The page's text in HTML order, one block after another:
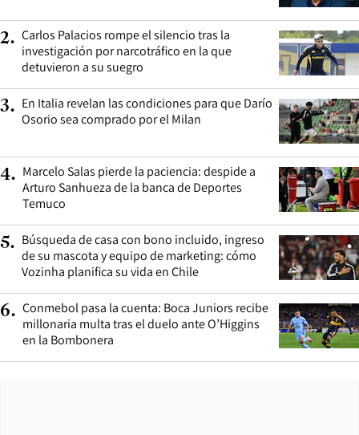
2. Carlos Palacios rompe el silencio tras la
investigación por narcotráfico en la que
detuvieron a su suegro
3. En Italia revelan las condiciones para que Darío
Osorio sea comprado por el Milan
4. Marcelo Salas pierde la paciencia: despide a
Arturo Sanhueza de la banca de Deportes
Temuco
5. Búsqueda de casa con bono incluido, ingreso
de su mascota y equipo de marketing: cómo
Vozinha planifica su vida en Chile
6. Conmebol pasa la cuenta: Boca Juniors recibe
millonaria multa tras el duelo ante O’Higgins
en la Bombonera